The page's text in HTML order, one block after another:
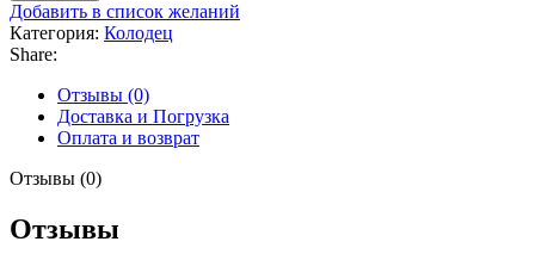
Добавить в список желаний
Категория: Колодец
Share:
Отзывы (0)
Доставка и Погрузка
Оплата и возврат
Отзывы (0)
Отзывы